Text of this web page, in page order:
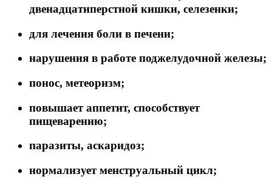
двенадцатиперстной кишки, селезенки;
для лечения боли в печени;
нарушения в работе поджелудочной железы;
понос, метеоризм;
повышает аппетит, способствует
пищеварению;
паразиты, аскаридоз;
нормализует менструальный цикл;